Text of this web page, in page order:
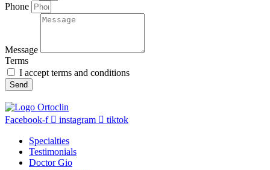
Phone
Message
Terms
I accept terms and conditions
Send
Facebook-f instagram tiktok
Specialties
Testimonials
Doctor Gio